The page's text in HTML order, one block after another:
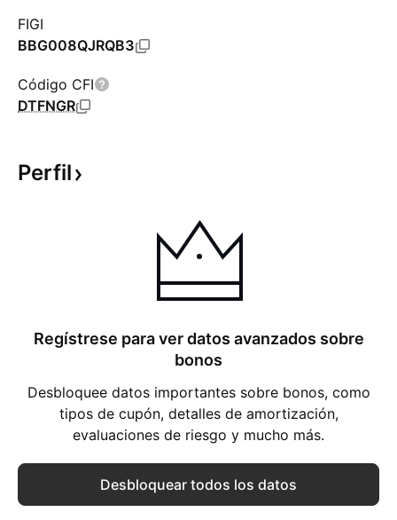
FIGI
BBG008QJRQB3
Código CFI
DTFNGR
Perfil
Regístrese para ver datos avanzados sobre
bonos
Desbloquee datos importantes sobre bonos, como
tipos de cupón, detalles de amortización,
evaluaciones de riesgo y mucho más.
Desbloquear todos los datos